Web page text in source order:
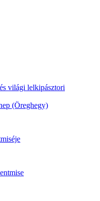
világi lelkipásztori
(Öreghegy)